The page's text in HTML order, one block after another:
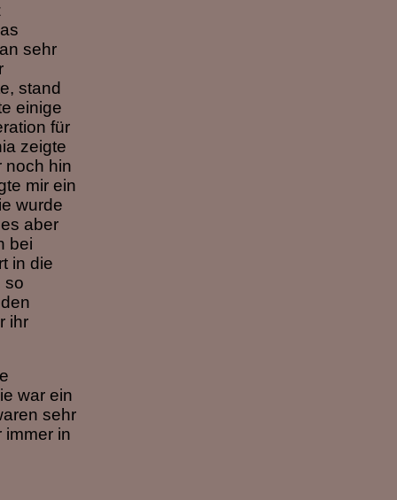
sehr
stand
einige
für
zeigte
noch hin
mir ein
wurde
aber
bei
in die
so
ihr
war ein
sehr
immer in